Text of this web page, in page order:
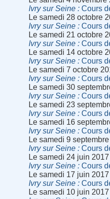
Ivry sur Seine
Cours
Le samedi 28 octobre
Ivry sur Seine
Cours
Le samedi 21 octobre
Ivry sur Seine
Cours
Le samedi 14 octobre
Ivry sur Seine
Cours
Le samedi 7 octobre
Ivry sur Seine
Cours
Le samedi 30
Ivry sur Seine
Cours
Le samedi 23
Ivry sur Seine
Cours
Le samedi 16
Ivry sur Seine
Cours
Le samedi 9
Ivry sur Seine
Cours
Le samedi 24 juin
Ivry sur Seine
Cours
Le samedi 17 juin
Ivry sur Seine
Cours
Le samedi 10 juin